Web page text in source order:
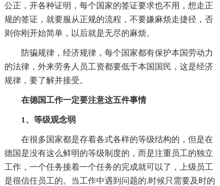
公正，开各种证明，每个国家的签证要求也不用，想走正
规的签证，就要服从正规的流程，不要嫌麻烦走捷径，否
则你刚开始简单，以后就是无尽的麻烦。
防骗规律，经济规律，每个国家都有保护本国劳动力
的法律，外来劳务人员工资都要低于本国国民，这是经济
规律，要了解并接受。
在德国工作一定要注意这五件事情
1、等级观念弱
在很多国家都是存着各式各样的等级结构的，但是在
德国是没有这么鲜明的等级制度的，而是注重员工的独立
工作，一个任务接着一个任务的完成就可以了，上级员工
是很信任员工的。当工作中遇到问题的.时候只需要及时的